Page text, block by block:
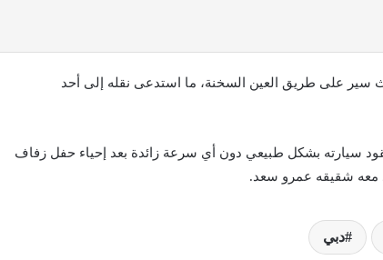
على طريق العين السخنة، ما استدعى نقله إلى أحد
سيارته بشكل طبيعي دون أي سرعة زائدة بعد إحياء حفل زفاف
معه شقيقه عمرو سعد.
دبي
بعد وصفها بـ”الحولة”.. رد صادم من سما
من سن 7 سنوات.. رسالة من تامر حسني
لجمهوره